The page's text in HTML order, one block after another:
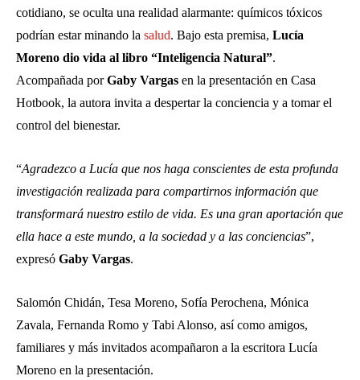
cotidiano, se oculta una realidad alarmante: químicos tóxicos
podrían estar minando la salud. Bajo esta premisa, Lucía
Moreno dio vida al libro “Inteligencia Natural”.
Acompañada porGaby Vargas en la presentación en Casa
Hotbook, la autora invita a despertar la conciencia y a tomar el
control del bienestar.
“Agradezco a Lucía que nos haga conscientes de esta profunda
investigación realizada para compartirnos información que
transformará nuestro estilo de vida. Es una gran aportación que
ella hace a este mundo, a la sociedad y a las conciencias”,
expresó Gaby Vargas.
Salomón Chidán, Tesa Moreno, Sofía Perochena, Mónica
Zavala, Fernanda Romo y Tabi Alonso, así como amigos,
familiares y más invitados acompañaron a la escritora Lucía
Moreno en la presentación.